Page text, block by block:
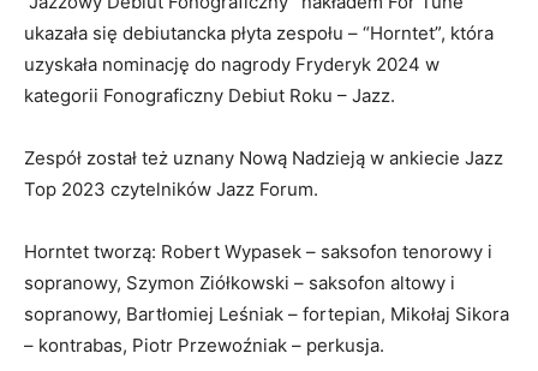
ukazała się debiutancka płyta zespołu – “Horntet”, która
uzyskała nominację do nagrody Fryderyk 2024 w
kategorii Fonograficzny Debiut Roku – Jazz.
Zespół został też uznany Nową Nadzieją w ankiecie Jazz
Top 2023 czytelników Jazz Forum.
Horntet tworzą: Robert Wypasek – saksofon tenorowy i
sopranowy, Szymon Ziółkowski – saksofon altowy i
sopranowy, Bartłomiej Leśniak – fortepian, Mikołaj Sikora
– kontrabas, Piotr Przewoźniak – perkusja.